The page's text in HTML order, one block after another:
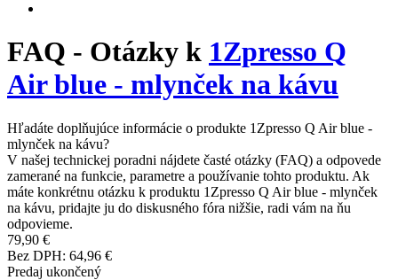
FAQ - Otázky k 1Zpresso Q
Air blue - mlynček na kávu
Hľadáte doplňujúce informácie o produkte 1Zpresso Q Air blue -
mlynček na kávu?
V našej technickej poradni nájdete časté otázky (FAQ) a odpovede
zamerané na funkcie, parametre a používanie tohto produktu. Ak
máte konkrétnu otázku k produktu 1Zpresso Q Air blue - mlynček
na kávu, pridajte ju do diskusného fóra nižšie, radi vám na ňu
odpovieme.
79,90 €
Bez DPH: 64,96 €
Predaj ukončený